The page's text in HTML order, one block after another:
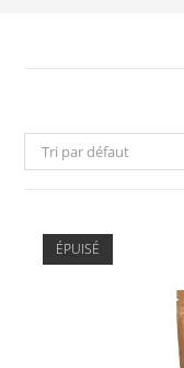
Tri par défaut
ÉPUISÉ